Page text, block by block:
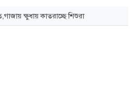
ক্ষুধায় কাতরাচ্ছে শিশুরা